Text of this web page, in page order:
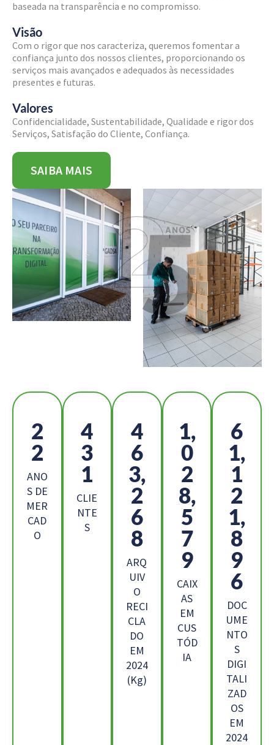
baseada na transparência e no compromisso.
Visão
Com o rigor que nos caracteriza, queremos fomentar a
confiança junto dos nossos clientes, proporcionando os
serviços mais avançados e adequados às necessidades
presentes e futuras.
Valores
Confidencialidade, Sustentabilidade, Qualidade e rigor dos
Serviços, Satisfação do Cliente, Confiança.
SAIBA MAIS
2
5
ANO
S DE
MER
CAD
O
4
8
6
CLIE
NTE
S
5
2
2,
8
4
2
ARQ
UIV
O
RECI
CLA
DO
EM
2024
(Kg)
1,
1
6
0,
8
4
9
CAIX
AS
EM
CUS
TÓD
IA
6
8,
9
8
1,
8
2
8
DOC
UME
NTO
S
DIGI
TALI
ZAD
OS
EM
2024